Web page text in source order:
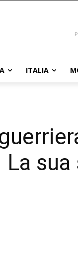
ITALIA
sua